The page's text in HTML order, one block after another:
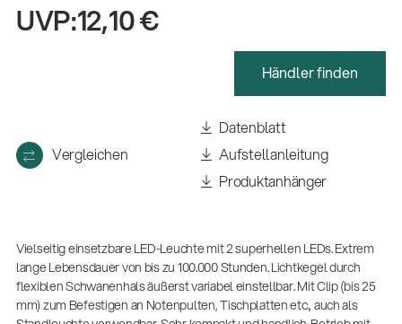
Fachkraft für Metalltechnik Ausbildung
Ausbildung | freie Ausbildungsstellen
UVP:12,10 €
Händler finden
Vergleichen
Datenblatt
Aufstellanleitung
Produktanhänger
Vielseitig einsetzbare LED-Leuchte mit 2 superhellen LEDs. Extrem
lange Lebensdauer von bis zu 100.000 Stunden. Lichtkegel durch
flexiblen Schwanenhals äußerst variabel einstellbar. Mit Clip (bis 25
mm) zum Befestigen an Notenpulten, Tischplatten etc., auch als